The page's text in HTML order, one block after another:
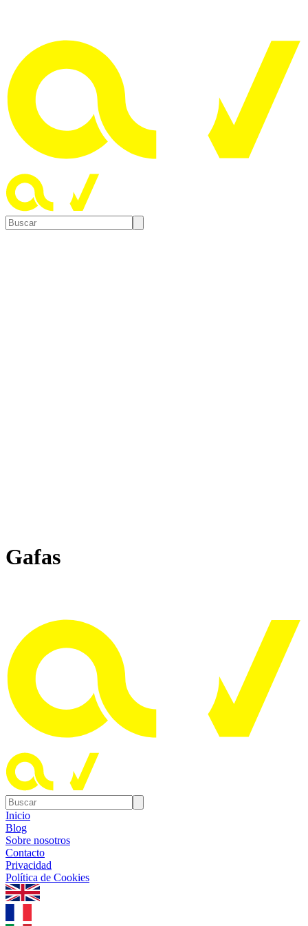
Gafas
Inicio
Blog
Sobre nosotros
Contacto
Privacidad
Política de Cookies